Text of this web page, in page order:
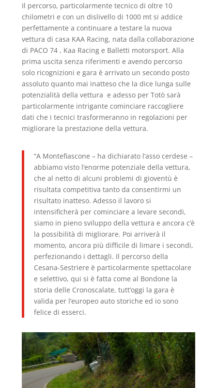
Il percorso, particolarmente tecnico di oltre 10
chilometri e con un dislivello di 1000 mt si addice
perfettamente a continuare a testare la nuova
vettura di casa KAA Racing, nata dalla collaborazione
di PACO 74 , Kaa Racing e Balletti motorsport. Alla
prima uscita senza riferimenti e avendo percorso
solo ricognizioni e gara è arrivato un secondo posto
assoluto quanto mai inatteso che la dice lunga sulle
potenzialità della vettura e adesso per Totò sarà
particolarmente intrigante cominciare raccogliere
dati che i tecnici trasformeranno in regolazioni per
migliorare la prestazione della vettura.
“A Montefiascone – ha dichiarato l’asso cerdese –
abbiamo visto l’enorme potenziale della vettura,
che al netto di alcuni problemi di gioventù è
risultata competitiva tanto da consentirmi un
risultato inatteso. Adesso il lavoro si
intensificherà per cominciare a levare secondi,
siamo in pieno sviluppo della vettura e ancora c’è
la possibilità di migliorare. Poi arriverà il
momento, ancora più difficile di limare i secondi,
perfezionando i dettagli. Il percorso della
Cesana-Sestriere è particolarmente spettacolare
e selettivo, qui si è fatta come al Bondone la
storia delle Cronoscalate, tutt’oggi la gara è
valida per l’europeo auto storiche ed io sono
felice di esserci.